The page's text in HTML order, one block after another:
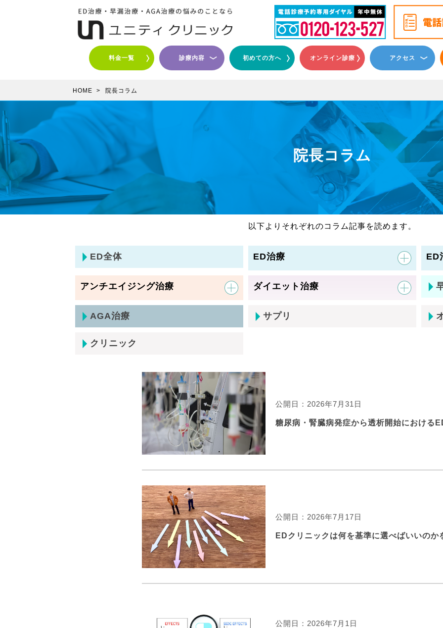
料金一覧 診療内容 初めての方へ オンライン診療 アクセス
HOME > 院長コラム
院長コラム
以下よりそれぞれのコラム記事を読めます。
ED全体 ED治療 ED
アンチエイジング治療 ダイエット治療
AGA治療 サプリ
クリニック
公開日：2026年7月31日
糖尿病・腎臓病発症から透析開始における
公開日：2026年7月17日
EDクリニックは何を基準に選べばいいのか
公開日：2026年7月1日